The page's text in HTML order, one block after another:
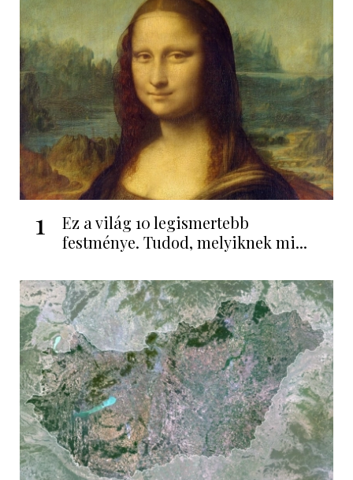
1
Ez a világ 10 legismertebb
festménye. Tudod, melyiknek mi...